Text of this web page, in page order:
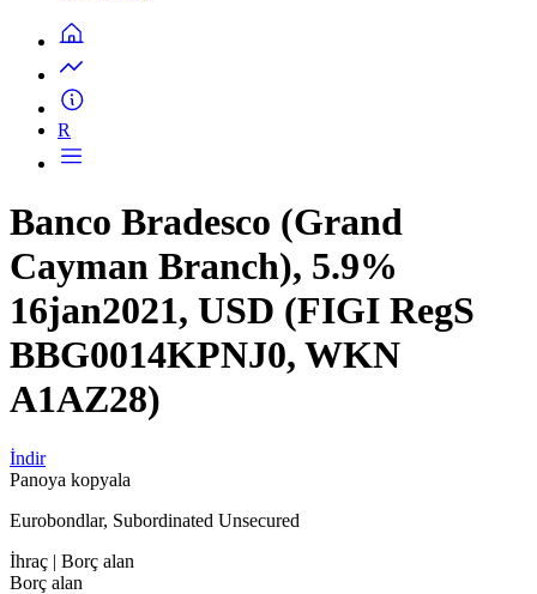
R
Banco Bradesco (Grand
Cayman Branch), 5.9%
16jan2021, USD (FIGI RegS
BBG0014KPNJ0, WKN
A1AZ28)
İndir
Panoya kopyala
Eurobondlar, Subordinated Unsecured
İhraç | Borç alan
Borç alan